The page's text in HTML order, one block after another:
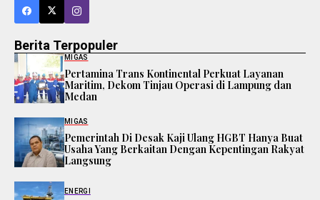
Berita Terpopuler
MIGAS
Pertamina Trans Kontinental Perkuat Layanan
Maritim, Dekom Tinjau Operasi di Lampung dan
Medan
MIGAS
Pemerintah Di Desak Kaji Ulang HGBT Hanya Buat
Usaha Yang Berkaitan Dengan Kepentingan Rakyat
Langsung
ENERGI